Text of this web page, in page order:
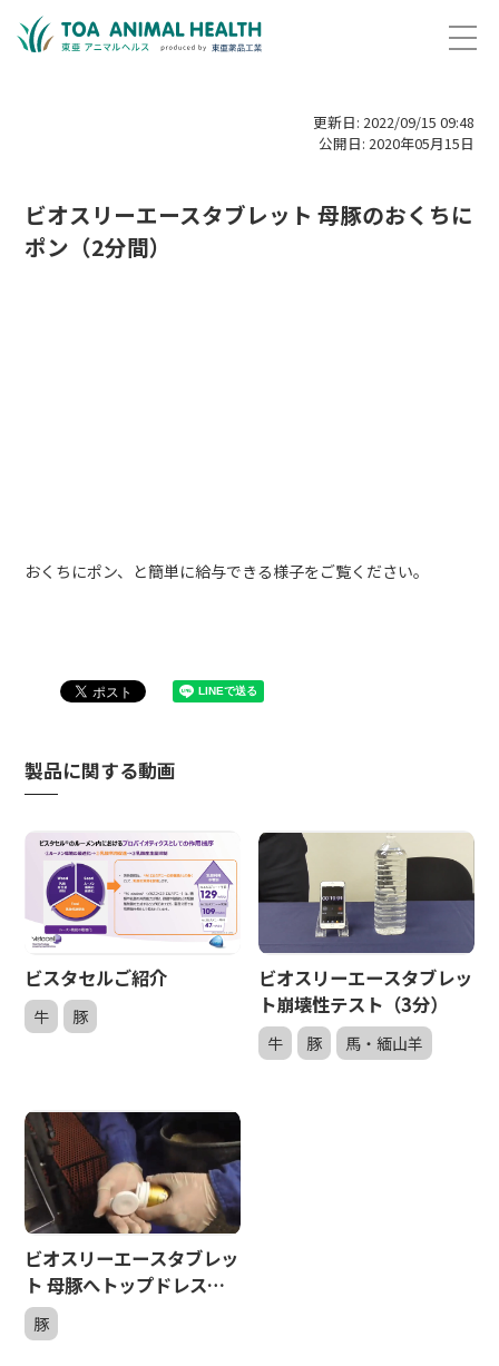
更新日: 2022/09/15 09:48
公開日: 2020年05月15日
ビオスリーエースタブレット 母豚のおくちに
ポン（2分間）
おくちにポン、と簡単に給与できる様子をご覧ください。
製品に関する動画
ビスタセルご紹介
牛 豚
ビオスリーエースタブレッ
ト崩壊性テスト（3分）
牛 豚 馬・緬山羊
ビオスリーエースタブレッ
ト 母豚へトップドレス給
与（2分間）
豚